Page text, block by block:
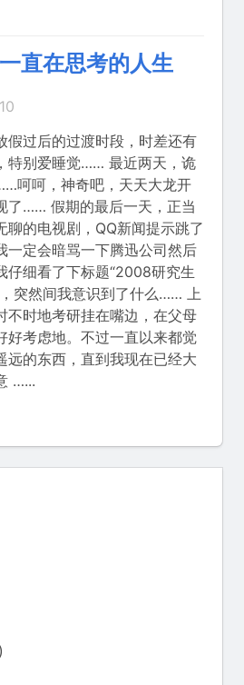
直在思考的人生
假过后的过渡时段，时差还有
特别爱睡觉…… 最近两天，诡
呵呵，神奇吧，天天大龙开
了…… 假期的最后一天，正当
聊的电视剧，QQ新闻提示跳了
一定会暗骂一下腾迅公司然后
仔细看了下标题“2008研究生
突然间我意识到了什么…… 上
不时地考研挂在嘴边，在父母
好考虑地。不过一直以来都觉
远的东西，直到我现在已经大
…...